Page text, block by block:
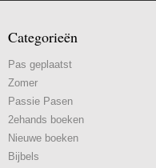
Categorieën
Pas geplaatst
Zomer
Passie Pasen
2ehands boeken
Nieuwe boeken
Bijbels